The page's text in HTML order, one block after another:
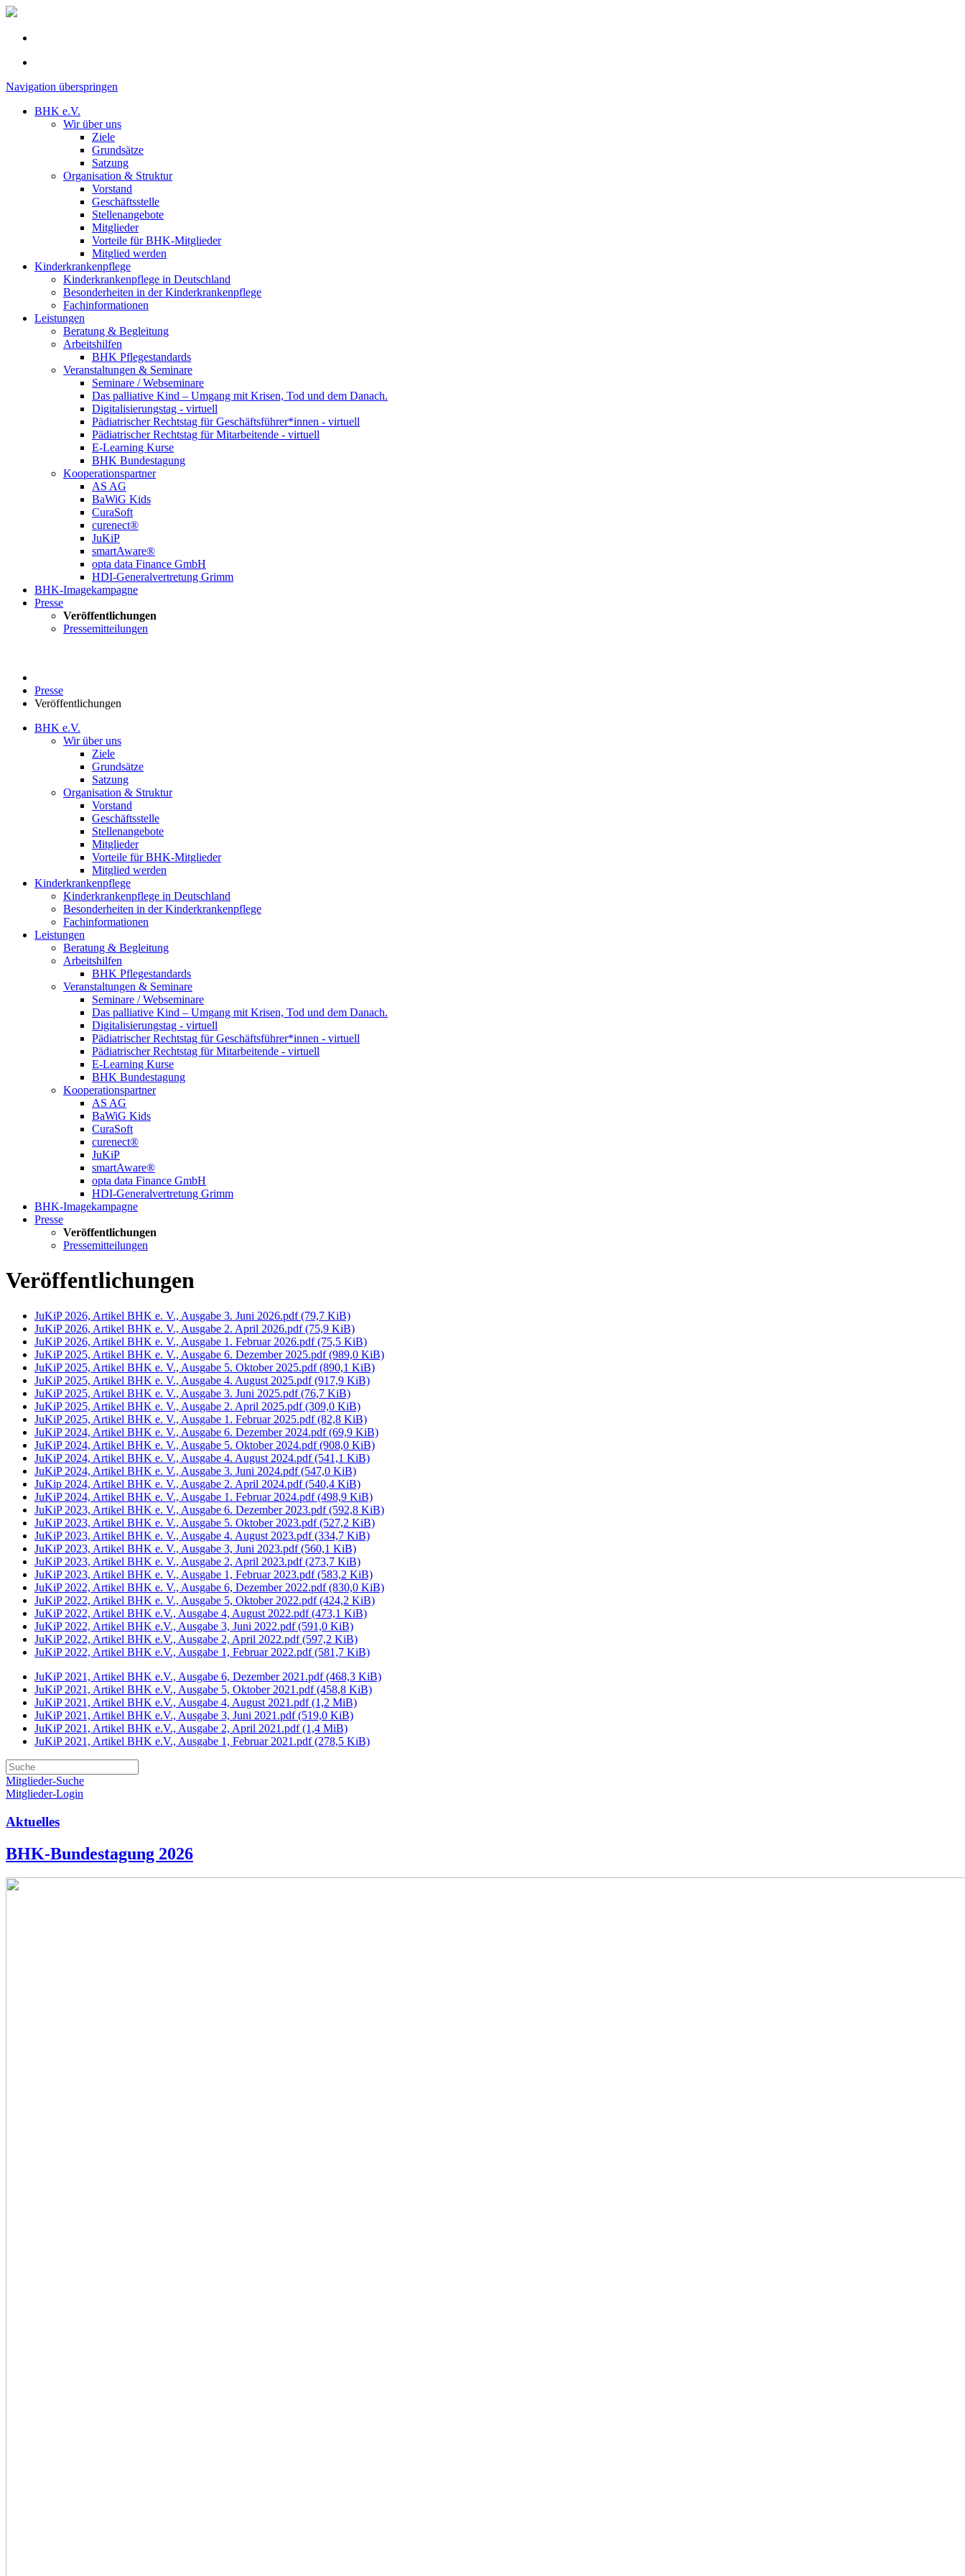
Navigation überspringen
BHK e.V.
Wir über uns
Ziele
Grundsätze
Satzung
Organisation & Struktur
Vorstand
Geschäftsstelle
Stellenangebote
Mitglieder
Vorteile für BHK-Mitglieder
Mitglied werden
Kinderkrankenpflege
Kinderkrankenpflege in Deutschland
Besonderheiten in der Kinderkrankenpflege
Fachinformationen
Leistungen
Beratung & Begleitung
Arbeitshilfen
BHK Pflegestandards
Veranstaltungen & Seminare
Seminare / Webseminare
Das palliative Kind – Umgang mit Krisen, Tod und dem Danach.
Digitalisierungstag - virtuell
Pädiatrischer Rechtstag für Geschäftsführer*innen - virtuell
Pädiatrischer Rechtstag für Mitarbeitende - virtuell
E-Learning Kurse
BHK Bundestagung
Kooperationspartner
AS AG
BaWiG Kids
CuraSoft
curenect®
JuKiP
smartAware®
opta data Finance GmbH
HDI-Generalvertretung Grimm
BHK-Imagekampagne
Presse
Veröffentlichungen
Pressemitteilungen
Presse
Veröffentlichungen
BHK e.V.
Wir über uns
Ziele
Grundsätze
Satzung
Organisation & Struktur
Vorstand
Geschäftsstelle
Stellenangebote
Mitglieder
Vorteile für BHK-Mitglieder
Mitglied werden
Kinderkrankenpflege
Kinderkrankenpflege in Deutschland
Besonderheiten in der Kinderkrankenpflege
Fachinformationen
Leistungen
Beratung & Begleitung
Arbeitshilfen
BHK Pflegestandards
Veranstaltungen & Seminare
Seminare / Webseminare
Das palliative Kind – Umgang mit Krisen, Tod und dem Danach.
Digitalisierungstag - virtuell
Pädiatrischer Rechtstag für Geschäftsführer*innen - virtuell
Pädiatrischer Rechtstag für Mitarbeitende - virtuell
E-Learning Kurse
BHK Bundestagung
Kooperationspartner
AS AG
BaWiG Kids
CuraSoft
curenect®
JuKiP
smartAware®
opta data Finance GmbH
HDI-Generalvertretung Grimm
BHK-Imagekampagne
Presse
Veröffentlichungen
Pressemitteilungen
Veröffentlichungen
JuKiP 2026, Artikel BHK e. V., Ausgabe 3. Juni 2026.pdf(79,7 KiB)
JuKiP 2026, Artikel BHK e. V., Ausgabe 2. April 2026.pdf(75,9 KiB)
JuKiP 2026, Artikel BHK e. V., Ausgabe 1. Februar 2026.pdf(75,5 KiB)
JuKiP 2025, Artikel BHK e. V., Ausgabe 6. Dezember 2025.pdf(989,0 KiB)
JuKiP 2025, Artikel BHK e. V., Ausgabe 5. Oktober 2025.pdf(890,1 KiB)
JuKiP 2025, Artikel BHK e. V., Ausgabe 4. August 2025.pdf(917,9 KiB)
JuKiP 2025, Artikel BHK e. V., Ausgabe 3. Juni 2025.pdf(76,7 KiB)
JuKiP 2025, Artikel BHK e. V., Ausgabe 2. April 2025.pdf(309,0 KiB)
JuKiP 2025, Artikel BHK e. V., Ausgabe 1. Februar 2025.pdf(82,8 KiB)
JuKiP 2024, Artikel BHK e. V., Ausgabe 6. Dezember 2024.pdf(69,9 KiB)
JuKiP 2024, Artikel BHK e. V., Ausgabe 5. Oktober 2024.pdf(908,0 KiB)
JuKiP 2024, Artikel BHK e. V., Ausgabe 4. August 2024.pdf(541,1 KiB)
JuKiP 2024, Artikel BHK e. V., Ausgabe 3. Juni 2024.pdf(547,0 KiB)
JuKip 2024, Artikel BHK e. V., Ausgabe 2. April 2024.pdf(540,4 KiB)
JuKiP 2024, Artikel BHK e. V., Ausgabe 1. Februar 2024.pdf(498,9 KiB)
JuKiP 2023, Artikel BHK e. V., Ausgabe 6. Dezember 2023.pdf(592,8 KiB)
JuKiP 2023, Artikel BHK e. V., Ausgabe 5. Oktober 2023.pdf(527,2 KiB)
JuKiP 2023, Artikel BHK e. V., Ausgabe 4. August 2023.pdf(334,7 KiB)
JuKiP 2023, Artikel BHK e. V., Ausgabe 3, Juni 2023.pdf(560,1 KiB)
JuKiP 2023, Artikel BHK e. V., Ausgabe 2, April 2023.pdf(273,7 KiB)
JuKiP 2023, Artikel BHK e. V., Ausgabe 1, Februar 2023.pdf(583,2 KiB)
JuKiP 2022, Artikel BHK e. V., Ausgabe 6, Dezember 2022.pdf(830,0 KiB)
JuKiP 2022, Artikel BHK e. V., Ausgabe 5, Oktober 2022.pdf(424,2 KiB)
JuKiP 2022, Artikel BHK e.V., Ausgabe 4, August 2022.pdf(473,1 KiB)
JuKiP 2022, Artikel BHK e.V., Ausgabe 3, Juni 2022.pdf(591,0 KiB)
JuKiP 2022, Artikel BHK e.V., Ausgabe 2, April 2022.pdf(597,2 KiB)
JuKiP 2022, Artikel BHK e.V., Ausgabe 1, Februar 2022.pdf(581,7 KiB)
JuKiP 2021, Artikel BHK e.V., Ausgabe 6, Dezember 2021.pdf(468,3 KiB)
JuKiP 2021, Artikel BHK e.V., Ausgabe 5, Oktober 2021.pdf(458,8 KiB)
JuKiP 2021, Artikel BHK e.V., Ausgabe 4, August 2021.pdf(1,2 MiB)
JuKiP 2021, Artikel BHK e.V., Ausgabe 3, Juni 2021.pdf(519,0 KiB)
JuKiP 2021, Artikel BHK e.V., Ausgabe 2, April 2021.pdf(1,4 MiB)
JuKiP 2021, Artikel BHK e.V., Ausgabe 1, Februar 2021.pdf(278,5 KiB)
Mitglieder-Suche
Mitglieder-Login
Aktuelles
BHK-Bundestagung 2026